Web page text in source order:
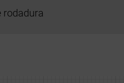
rodadura